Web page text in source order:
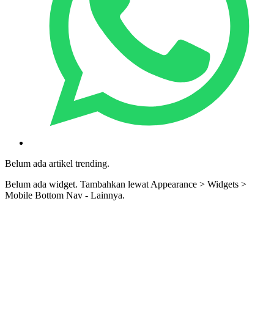
Belum ada artikel trending.
Belum ada widget. Tambahkan lewat Appearance > Widgets >
Mobile Bottom Nav - Lainnya.